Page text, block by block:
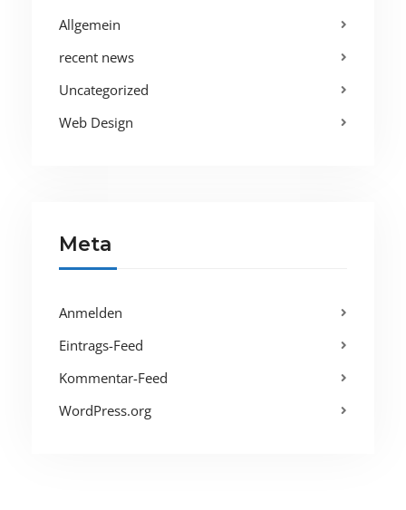
Allgemein
recent news
Uncategorized
Web Design
Meta
Anmelden
Eintrags-Feed
Kommentar-Feed
WordPress.org